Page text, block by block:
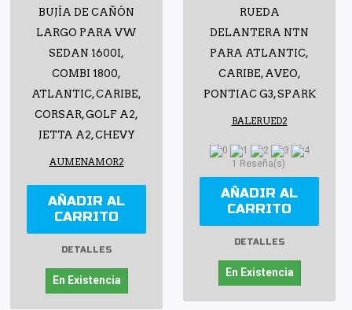
BUJÍA DE CAÑÓN
LARGO PARA VW
SEDAN 1600I,
COMBI 1800,
ATLANTIC, CARIBE,
CORSAR, GOLF A2,
JETTA A2, CHEVY
AUMENAMOR2
AÑADIR AL
CARRITO
DETALLES
En Existencia
RUEDA
DELANTERA NTN
PARA ATLANTIC,
CARIBE, AVEO,
PONTIAC G3, SPARK
BALERUED2
1 Reseña(s)
AÑADIR AL
CARRITO
DETALLES
En Existencia